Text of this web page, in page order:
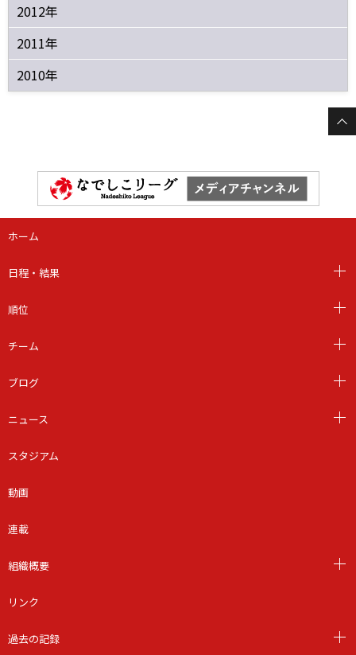
2012年
2011年
2010年
ホーム
日程・結果
順位
チーム
ブログ
ニュース
スタジアム
動画
連載
組織概要
リンク
過去の記録